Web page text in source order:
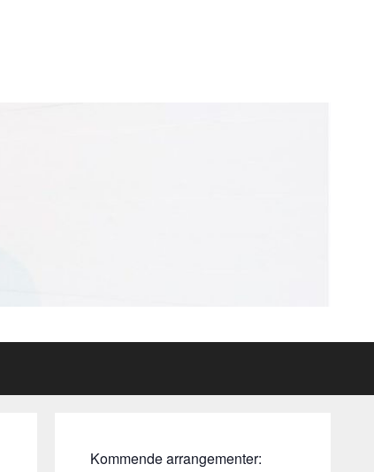
Kommende arrangementer: